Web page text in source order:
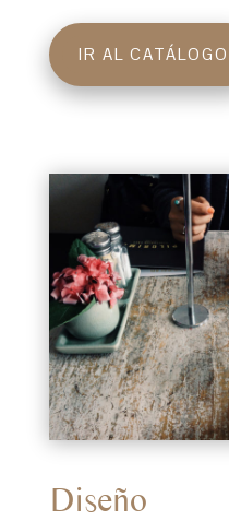
IR AL CATÁLOGO
Diseño